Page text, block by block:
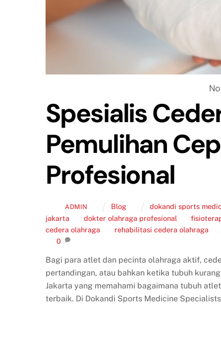
Spesialis
Pemulihan
Profesional
ADMIN Blog dokandi sports
jakarta
dokter olahraga profesional ,
cedera olahraga
rehabilitasi cedera olahraga
0
Bagi para atlet dan pecinta olahraga aktif,
pertandingan, atau bahkan ketika tubuh
Jakarta yang memahami bagaimana tubuh
terbaik. Di Dokandi Sports Medicine